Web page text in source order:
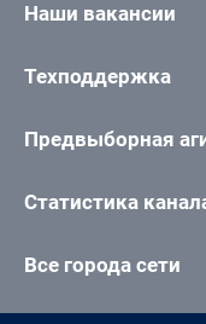
Наши вакансии
Техподдержка
Предвыборная
Статистика
Все города сети